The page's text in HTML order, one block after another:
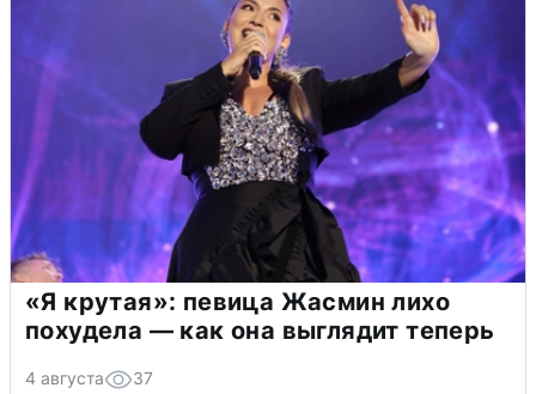
«Я крутая»: певица Жасмин лихо
похудела — как она выглядит теперь
4 августа 37